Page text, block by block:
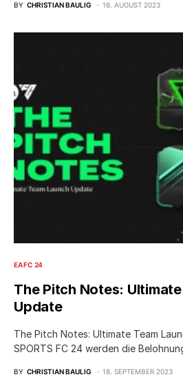
BY CHRISTIAN BAULIG 16. AUGUST 2023
EA FC 24
The Pitch Notes:
Update
The Pitch Notes: Ultimate Team
SPORTS FC 24 werden die
BY CHRISTIAN BAULIG 18. SEPTEMBER 2023